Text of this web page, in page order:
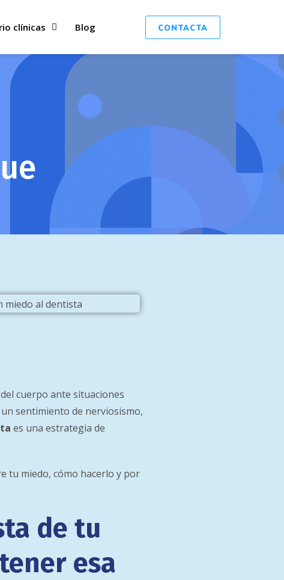
clínicas Blog CONTACTA
cuerpo ante situaciones
sentimiento de nerviosismo,
es una estrategia de
tu miedo, cómo hacerlo y por
de tu
esa